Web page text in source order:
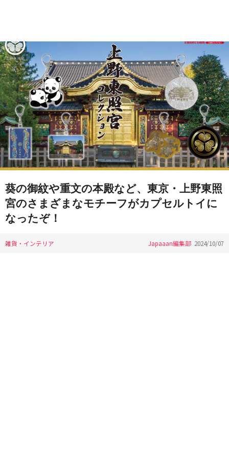
葵の御紋や重文の本殿など、東京・上野東照
宮のさまざまなモチーフがカプセルトイに
なったぞ！
雑貨・インテリア Japaaan編集部 2024/10/07